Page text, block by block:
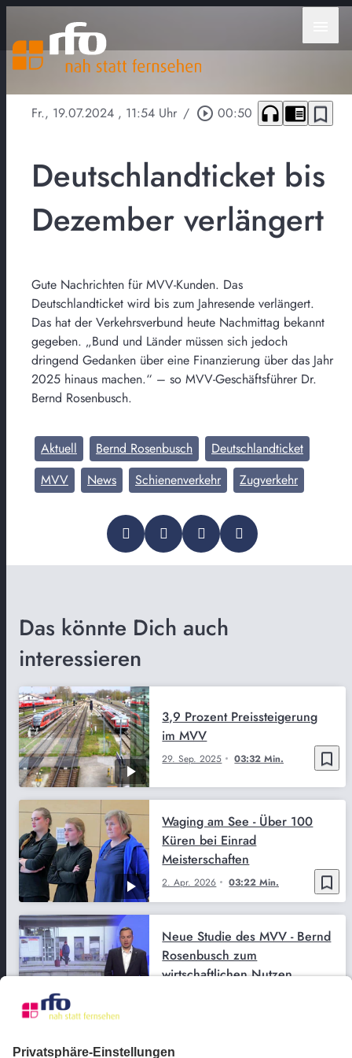
Fr., 19.07.2024 , 11:54 Uhr / play_circle_outline 00:50 headphones chrome_reader_mode bookmark_border
Deutschlandticket bis
Dezember verlängert
Gute Nachrichten für MVV-Kunden. Das
Deutschlandticket wird bis zum Jahresende verlängert.
Das hat der Verkehrsverbund heute Nachmittag bekannt
gegeben. „Bund und Länder müssen sich jedoch
dringend Gedanken über eine Finanzierung über das Jahr
2025 hinaus machen.“ – so MVV-Geschäftsführer Dr.
Bernd Rosenbusch.
Aktuell Bernd Rosenbusch
Deutschlandticket
MVV
News Schienenverkehr Zugverkehr
Das könnte Dich auch
interessieren
bookmark_border
29. Sep. 2025 03:32 Min.
3,9 Prozent Preissteigerung
im MVV
bookmark_border
2. Apr. 2026 03:22 Min.
Waging am See - Über 100
Küren bei Einrad
Meisterschaften
Neue Studie des MVV - Bernd
Rosenbusch zum
wirtschaftlichen Nutzen